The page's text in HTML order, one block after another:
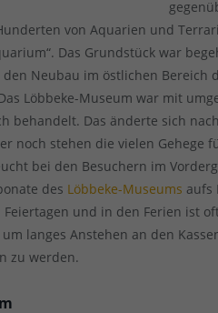
von Aquarien und
Das Grundstück war
den Neubau im östlichen Bereich
Löbbeke-Museum war mit
behandelt. Das änderte sich
noch stehen die vielen Gehege
bei den Besuchern im
des Löbbeke-Museums aufs
und in den Ferien ist
langes Anstehen an den
zu werden.